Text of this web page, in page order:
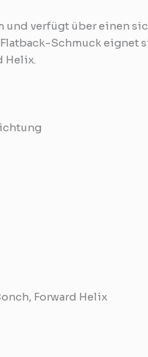
und verfügt über einen
Schmuck
Helix.
Forward Helix